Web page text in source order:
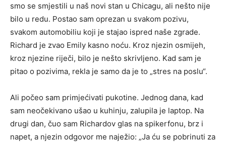
smo se smjestili u naš novi stan u Chicagu, ali nešto nije
bilo u redu. Postao sam oprezan u svakom pozivu,
svakom automobiliu koji je stajao ispred naše zgrade.
Richard je zvao Emily kasno noću. Kroz njezin osmijeh,
kroz njezine riječi, bilo je nešto skrivljeno. Kad sam je
pitao o pozivima, rekla je samo da je to „stres na poslu“.
Ali počeo sam primjećivati pukotine. Jednog dana, kad
sam neočekivano ušao u kuhinju, zalupila je laptop. Na
drugi dan, čuo sam Richardov glas na spikerfonu, brz i
napet, a njezin odgovor me naježio: „Ja ću se pobrinuti za